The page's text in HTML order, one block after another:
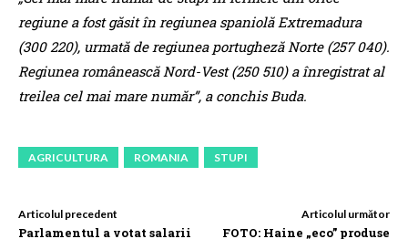
regiune a fost găsit în regiunea spaniolă Extremadura
(300 220), urmată de regiunea portugheză Norte (257 040).
Regiunea românească Nord-Vest (250 510) a înregistrat al
treilea cel mai mare număr”, a conchis Buda.
AGRICULTURA ROMANIA STUPI
Articolul precedent
Parlamentul a votat salarii
Articolul următor
FOTO: Haine „eco” produse